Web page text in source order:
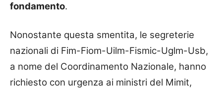
fondamento.
Nonostante questa smentita, le segreterie
nazionali di Fim-Fiom-Uilm-Fismic-Uglm-Usb,
a nome del Coordinamento Nazionale, hanno
richiesto con urgenza ai ministri del Mimit,